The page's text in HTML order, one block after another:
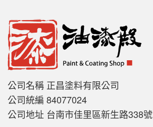
公司名稱 正昌塗料有限公司
公司統編 84077024
公司地址 台南市佳里區新生路338號